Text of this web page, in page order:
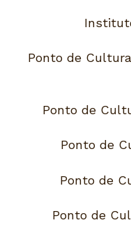
Ponto de
Ponto de
Ponto de
Ponto de
Ponto de